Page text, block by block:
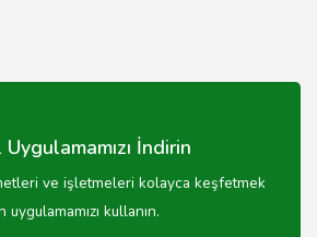
İndirin
ve işletmeleri kolayca keşfetmek
uygulamamızı kullanın.